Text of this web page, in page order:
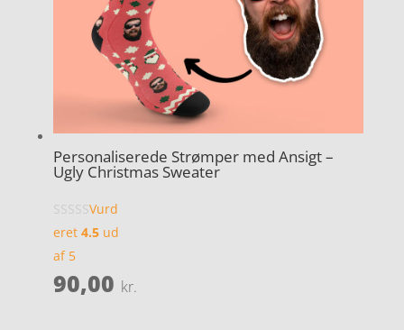
Personaliserede Strømper med Ansigt –
Ugly Christmas Sweater
Vurd
eret 4.5ud
af 5
90,00 kr.